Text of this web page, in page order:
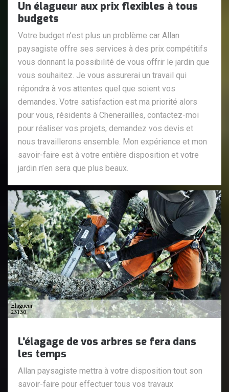
Un élagueur aux prix flexibles à tous
budgets
Votre budget n’est plus un problème car Allan
paysagiste offre ses services à des prix compétitifs
vous donnant la possibilité de vous offrir le jardin que
vous souhaitez. Je vous assurerai un travail qui
répondra à vos attentes quel que soient vos
demandes. Votre satisfaction est ma priorité alors
pour vous, résidents à Chenerailles, contactez-moi
pour réaliser vos projets, demandez vos devis et
nous travaillerons ensemble. Mon expérience et mon
savoir-faire est à votre entière disposition et votre
jardin n’en sera que plus beaux.
L’élagage de vos arbres se fera dans
les temps
Allan paysagiste mettra à votre disposition tout son
savoir-faire pour effectuer tous vos travaux